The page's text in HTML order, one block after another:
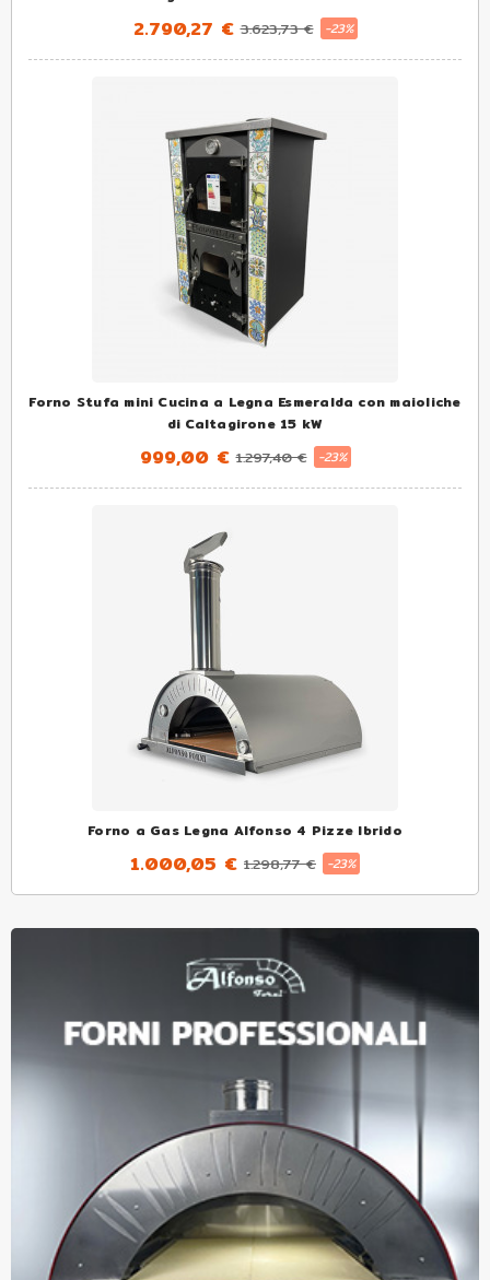
2.790,27 € 3.623,73 € -23%
Forno Stufa mini Cucina a Legna Esmeralda con maioliche
di Caltagirone 15 kW
999,00 € 1.297,40 € -23%
Forno a Gas Legna Alfonso 4 Pizze Ibrido
1.000,05 € 1.298,77 € -23%